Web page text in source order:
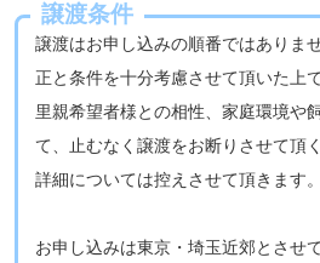
譲渡条件
譲渡はお申し込みの順番ではありま
正と条件を十分考慮させて頂いた上
里親希望者様との相性、家庭環境や
て、止むなく譲渡をお断りさせて頂
詳細については控えさせて頂きます。
お申し込みは東京・埼玉近郊とさせ